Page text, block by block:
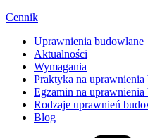
Cennik
Uprawnienia budowlane
Aktualności
Wymagania
Praktyka na uprawnienia
Egzamin na uprawnienia
Rodzaje uprawnień
Blog